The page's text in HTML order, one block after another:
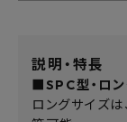
説明・特長
■SPC型・ロン
ロングサイズ